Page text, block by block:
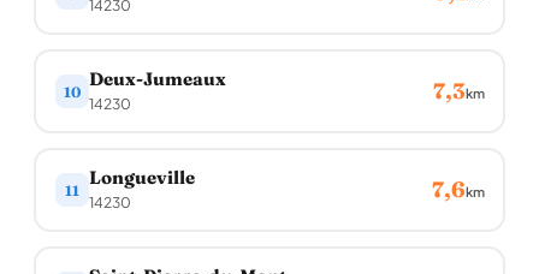
14230
10
Deux-Jumeaux
14230 7,3km
11
Longueville
14230 7,6km